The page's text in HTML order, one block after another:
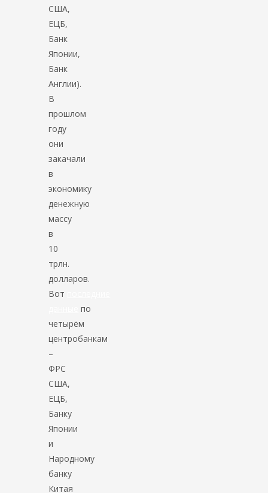
США,
ЕЦБ,
Банк
Японии,
Банк
Англии).
В
прошлом
году
они
закачали
в
экономику
денежную
массу
в
10
трлн.
долларов.
Вот
по
четырём
центробанкам
–
ФРС
США,
ЕЦБ,
Банку
Японии
и
Народному
банку
Китая